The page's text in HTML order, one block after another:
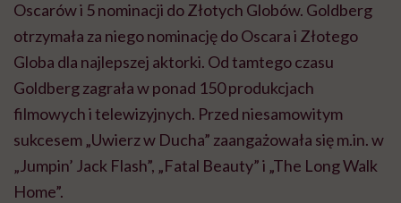
Oscarów i 5 nominacji do Złotych Globów. Goldberg
otrzymała za niego nominację do Oscara i Złotego
Globa dla najlepszej aktorki. Od tamtego czasu
Goldberg zagrała w ponad 150 produkcjach
filmowych i telewizyjnych. Przed niesamowitym
sukcesem „Uwierz w Ducha” zaangażowała się m.in. w
„Jumpin’ Jack Flash”, „Fatal Beauty” i „The Long Walk
Home”.